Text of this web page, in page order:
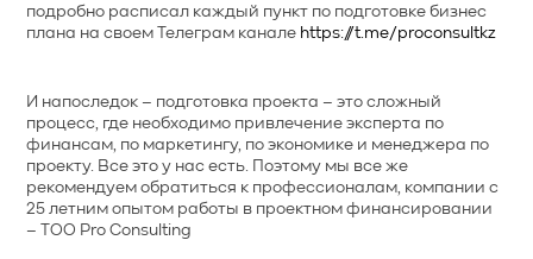
подробно расписал каждый пункт по подготовке бизнес
плана на своем Телеграм канале https://t.me/proconsultkz
И напоследок – подготовка проекта – это сложный
процесс, где необходимо привлечение эксперта по
финансам, по маркетингу, по экономике и менеджера по
проекту. Все это у нас есть. Поэтому мы все же
рекомендуем обратиться к профессионалам, компании с
25 летним опытом работы в проектном финансировании
– ТОО Pro Consulting